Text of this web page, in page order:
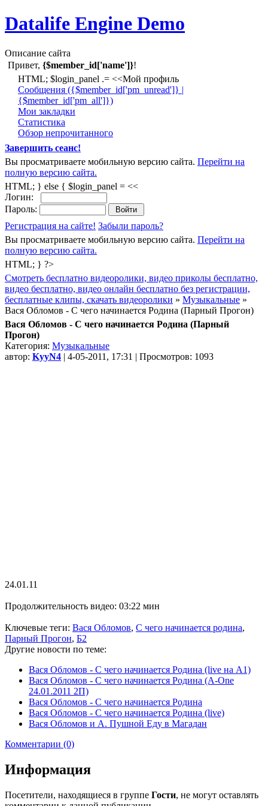
Datalife Engine Demo
Описание сайта
Привет, {$member_id['name']}!
HTML; $login_panel .= <<Мой профиль
Cообщения ({$member_id['pm_unread']} |
{$member_id['pm_all']})
Мои закладки
Статистика
Обзор непрочитанного
Завершить сеанс!
Вы просматриваете мобильную версию сайта. Перейти на
полную версию сайта.
HTML; } else { $login_panel = <<
Логин:
Пароль:
Регистрация на сайте! Забыли пароль?
Вы просматриваете мобильную версию сайта. Перейти на
полную версию сайта.
HTML; } ?>
Смотреть бесплатно видеоролики, видео приколы бесплатно,
видео бесплатно, видео онлайн бесплатно без регистрации,
бесплатные клипы, скачать видеоролики » Музыкальные »
Вася Обломов - С чего начинается Родина (Парный Прогон)
Вася Обломов - С чего начинается Родина (Парный
Прогон)
Категория: Музыкальные
автор: KyyN4 | 4-05-2011, 17:31 | Просмотров: 1093
24.01.11
Продолжительность видео: 03:22 мин
Ключевые теги: Вася Обломов, С чего начинается родина,
Парный Прогон, Б2
Другие новости по теме:
Вася Обломов - С чего начинается Родина (live на А1)
Вася Обломов - С чего начинается Родина (A-One
24.01.2011 2П)
Вася Обломов - С чего начинается Родина
Вася Обломов - С чего начинается Родина (live)
Вася Обломов и А. Пушной Еду в Магадан
Комментарии (0)
Информация
Посетители, находящиеся в группе Гости, не могут оставлять